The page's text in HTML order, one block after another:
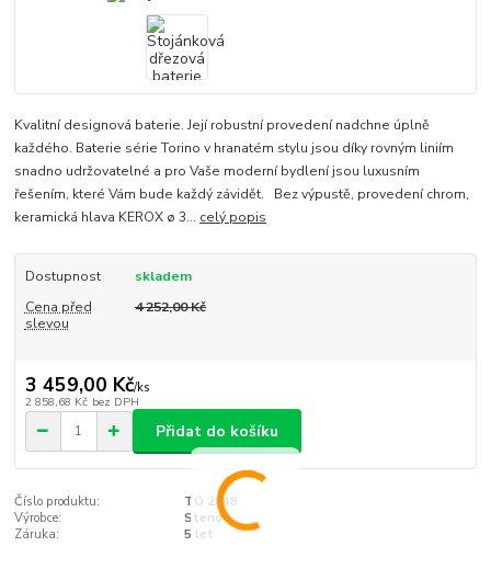
Kvalitní designová baterie. Její robustní provedení nadchne úplně
každého. Baterie série Torino v hranatém stylu jsou díky rovným liniím
snadno udržovatelné a pro Vaše moderní bydlení jsou luxusním
řešením, které Vám bude každý závidět. Bez výpustě, provedení chrom,
keramická hlava KEROX ø 3... celý popis
Dostupnost
skladem
Cena před
slevou
4 252,00 Kč
3 459,00 Kč/ks
2 858,68 Kč bez DPH
Přidat do košíku
Číslo produktu:
TO 2848
Výrobce:
Steno
Záruka:
5 let